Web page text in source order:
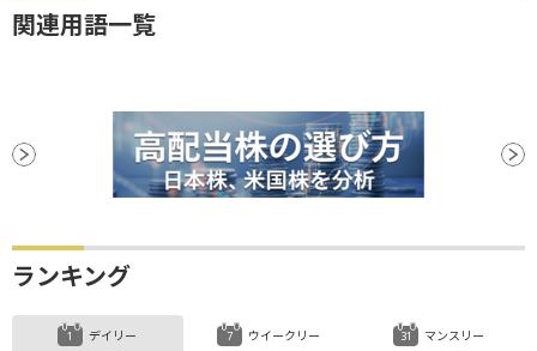
関連用語一覧
ランキング
デイリー ウイークリー マンスリー